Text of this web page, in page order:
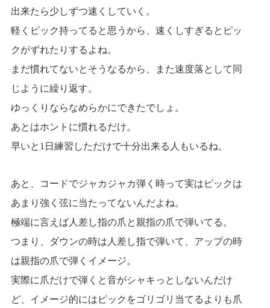
出来たら少しずつ速くしていく。
軽くピック持ってると思うから、速くしすぎるとピッ
クがずれたりするよね。
まだ慣れてないとそうなるから、また速度落として同
じように繰り返す。
ゆっくりならなめらかにできたでしょ。
あとはホントに慣れるだけ。
早いと1日練習しただけで十分出来る人もいるね。
あと、コードでジャカジャカ弾く時って実はピックは
あまり強く弦に当たってないんだよね。
極端に言えば人差し指の爪と親指の爪で弾いてる。
つまり、ダウンの時は人差し指で弾いて、アップの時
は親指の爪で弾くイメージ。
実際に爪だけで弾くと音がシャキっとしないんだけ
ど、イメージ的にはピックをゴリゴリ当てるよりも爪